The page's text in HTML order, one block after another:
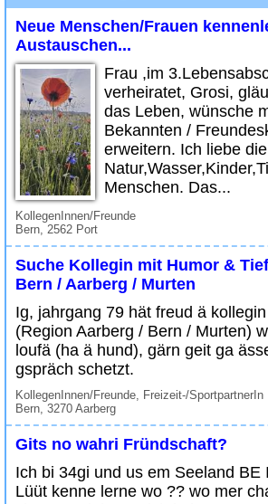
Neue Menschen/Frauen
Austauschen...
Frau ,im
verheiratet, Grosi,
das Leben, wünsche
Bekannten /
erweitern. Ich liebe die
Menschen. Das...
KollegenInnen/Freunde
Bern, 2562 Port
Suche Kollegin mit Humor &
Bern / Aarberg / Murten
Ig, jahrgang 79 hät freud ä
(Region Aarberg / Bern / Murten)
loufä (ha ä hund), gärn geit ga
gspräch schetzt.
KollegenInnen/Freunde, Freizeit-/SportpartnerIn
Bern, 3270 Aarberg
Gits no wahri Fründschaft?
Ich bi 34gi und us em Seeland BE
Lüüt kenne lerne wo ?? wo mer